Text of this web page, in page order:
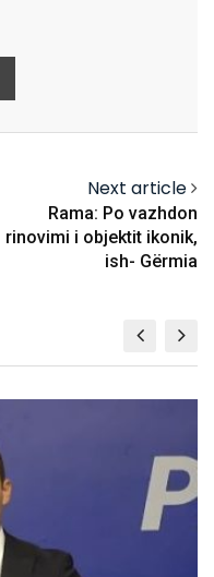
Next article
Rama: Po vazhdon
rinovimi i objektit ikonik,
ish- Gërmia